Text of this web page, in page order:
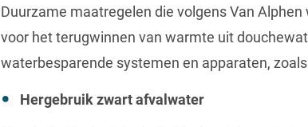
Duurzame maatregelen die volgens Van
voor het terugwinnen van warmte uit
waterbesparende systemen en apparaten,
Hergebruik zwart afvalwater